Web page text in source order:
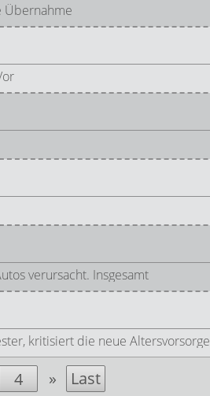
Übernahme
verursacht. Insgesamt
kritisiert die neue Altersvorsorge
4 » Last